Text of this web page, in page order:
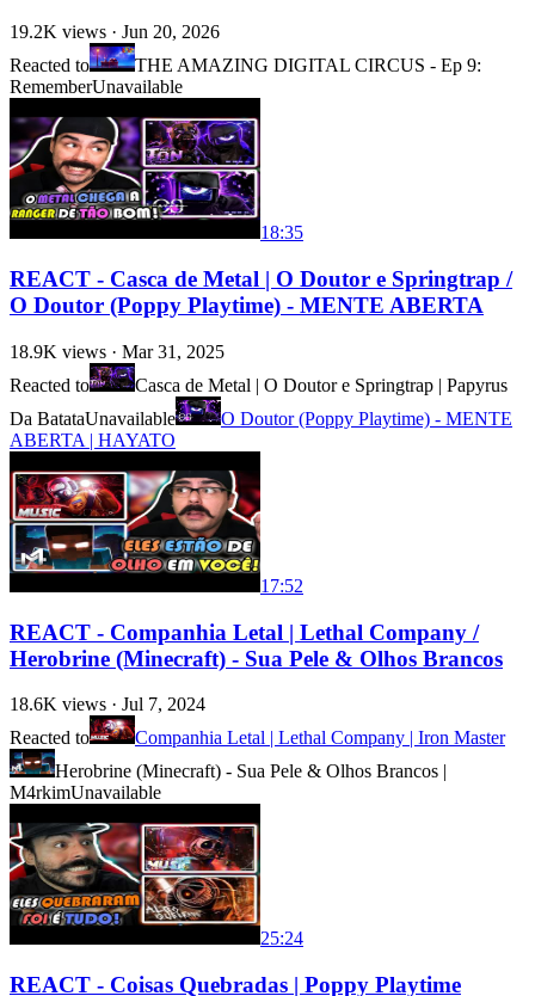
19.2K views · Jun 20, 2026
Reacted to
THE AMAZING DIGITAL CIRCUS - Ep 9:
RememberUnavailable
18:35
REACT - Casca de Metal | O Doutor e Springtrap /
O Doutor (Poppy Playtime) - MENTE ABERTA
18.9K views · Mar 31, 2025
Reacted to
Casca de Metal | O Doutor e Springtrap | Papyrus
Da BatataUnavailable
O Doutor (Poppy Playtime) - MENTE
ABERTA | HAYATO
17:52
REACT - Companhia Letal | Lethal Company /
Herobrine (Minecraft) - Sua Pele & Olhos Brancos
18.6K views · Jul 7, 2024
Reacted to
Companhia Letal | Lethal Company | Iron Master
Herobrine (Minecraft) - Sua Pele & Olhos Brancos |
M4rkimUnavailable
25:24
REACT - Coisas Quebradas | Poppy Playtime